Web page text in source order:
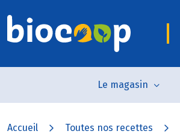
Le magasin
Accueil Toutes nos recettes